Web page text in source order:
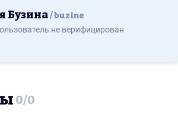
Бузина buzine
не верифицирован
0/0